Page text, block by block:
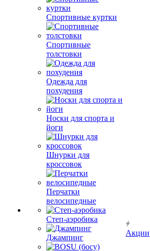
Спортивные куртки
Спортивные
толстовки
Одежда для
похудения
Носки для спорта и
йоги
Шнурки для
кроссовок
Перчатки
велосипедные
Степ-аэробика
Джампинг
Акции